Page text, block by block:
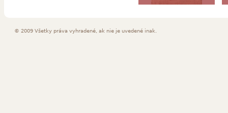
© 2009 Všetky práva vyhradené, ak nie je uvedené inak.